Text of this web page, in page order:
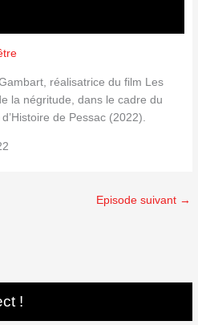
réalisatrice du film Les
la négritude, dans le cadre du
de Pessac (2022).
Episode suivant →
!